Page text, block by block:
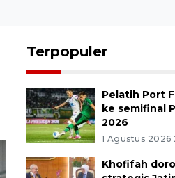
Terpopuler
Pelatih Port
ke semifinal
2026
1 Agustus 2026
Khofifah